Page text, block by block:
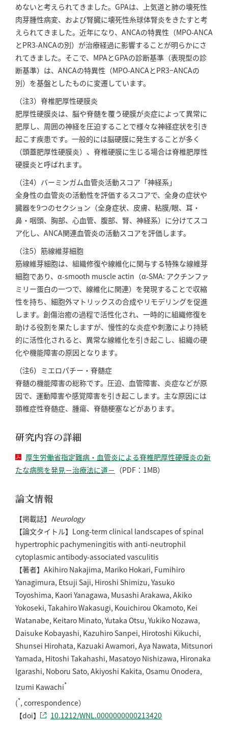
めないと考えられてきました。GPAは、上気道と肺の壊死性
肉芽腫性病変、および腎臓に壊死性糸球体腎炎をきたすと考
えられてきました。近年になり、ANCAの特異性（MPO-ANCA
とPR3-ANCAの別）が治療経過に影響することが明らかにさ
れてきました。そこで、MPAとGPAの診断基準（表現型の診
断基準）は、ANCAの特異性（MPO-ANCAとPR3−ANCAの
別）を基盤としたものに変遷しています。
（注3）脊椎肥厚性硬膜炎
肥厚性硬膜炎は、脳や脊髄を覆う硬膜が炎症によって異常に
肥厚し、周囲の神経を圧迫することで様々な神経症状を引き
起こす疾患です。一般的には脳硬膜に発生することが多く
（頭蓋肥厚性硬膜炎）、脊椎硬膜に生じる場合は脊椎肥厚性
硬膜炎と呼ばれます。
（注4）バーミンガム血管炎活動スコア「神経系」
全身性の血管炎の活動性を評価するスコアで、全身の症状や
臓器を9つのセクション（全身症状、皮膚、粘膜/眼、耳・
鼻・咽頭、胸部、心血管、腹部、腎、神経系）に分けてスコ
ア化し、ANCA関連血管炎の活動スコアを評価します。
（注5）筋線維芽細胞
筋線維芽細胞は、組織修復や線維化に関与する特殊な線維芽
細胞であり、α-smooth muscle actin（α-SMA: アクチンファ
ミリー蛋白の一つで、線維化に関連）を発現することで収縮
性を持ち、細胞外マトリックスの合成やリモデリングを促進
します。創傷治癒の過程で活性化され、一時的に組織修復を
助ける役割を果たしますが、慢性的な炎症や刺激により持続
的に活性化されると、異常な線維化を引き起こし、組織の硬
化や機能障害の原因となります。
（注6）ミエロパチー・脊髄症
脊髄の機能障害の総称です。圧迫、血管障害、炎症などが原
因で、運動障害や感覚障害を引き起こします。主な原因には
頚椎症性脊髄症、腫瘍、脊髄梗塞などがあります。
研究内容の詳細
厚生労働省指定難病・血管炎による脊椎肥厚性硬膜炎の新
たな病態を発見－治療法に道－ （PDF：1MB）
論文情報
【掲載誌】 Neurology
【論文タイトル】Long-term clinical landscapes of spinal
hypertrophic pachymeningitis with anti-neutrophil
cytoplasmic antibody-associated vasculitis
【著者】Akihiro Nakajima, Mariko Hokari, Fumihiro
Yanagimura, Etsuji Saji, Hiroshi Shimizu, Yasuko
Toyoshima, Kaori Yanagawa, Musashi Arakawa, Akiko
Yokoseki, Takahiro Wakasugi, Kouichirou Okamoto, Kei
Watanabe, Keitaro Minato, Yutaka Otsu, Yukiko Nozawa,
Daisuke Kobayashi, Kazuhiro Sanpei, Hirotoshi Kikuchi,
Shunsei Hirohata, Kazuaki Awamori, Aya Nawata, Mitsunori
Yamada, Hitoshi Takahashi, Masatoyo Nishizawa, Hironaka
Igarashi, Noboru Sato, Akiyoshi Kakita, Osamu Onodera,
Izumi Kawachi*
(*, correspondence）
【doi】
10.1212/WNL.0000000000213420